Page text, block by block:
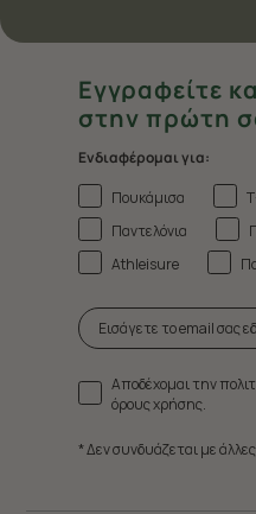
Εγγραφείτε
στην πρώτη
Ενδιαφέρομαι για:
Πουκάμισα
Παντελόνια
Athleisure
Αποδέχομαι την
όρους χρήσης.
* Δεν συνδυάζεται με